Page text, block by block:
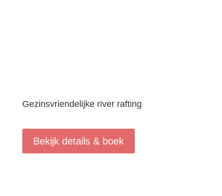
Gezinsvriendelijke river rafting
Bekijk details & boek